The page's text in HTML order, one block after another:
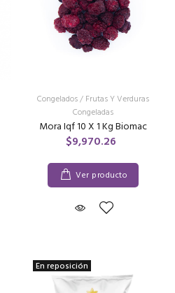
Congelados/ Frutas Y Verduras
Congeladas
Mora Iqf 10 X 1 Kg Biomac
$9,970.26
Ver producto
En reposición